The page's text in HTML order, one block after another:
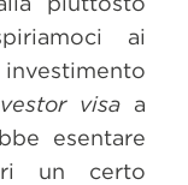
ai
visa a
esentare
un certo